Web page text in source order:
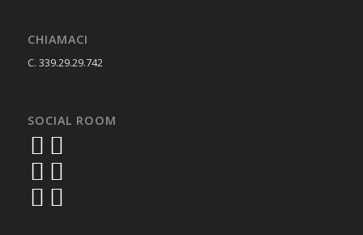
CHIAMACI
C. 339.29.29.742
SOCIAL ROOM